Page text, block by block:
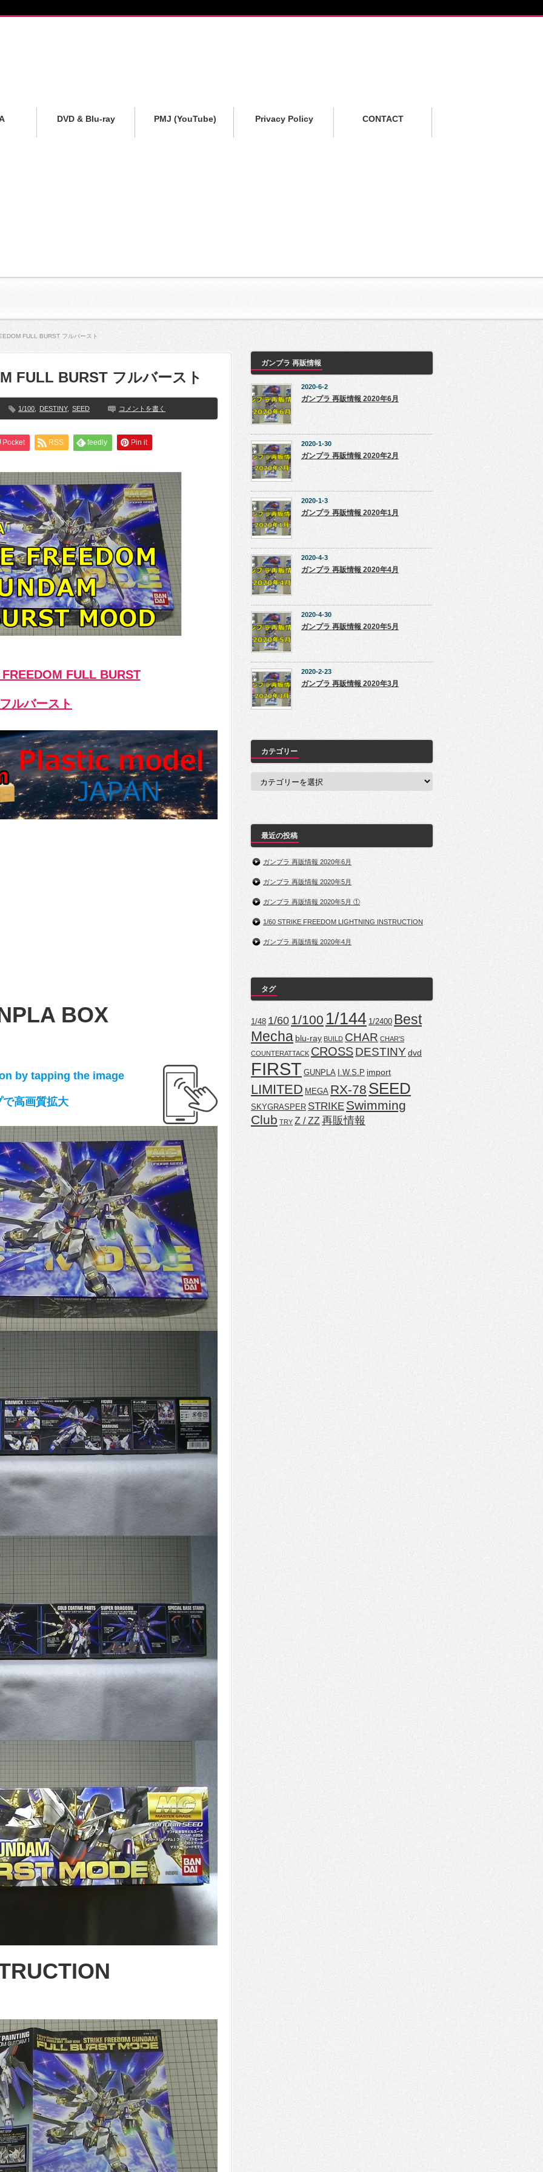
DVD & Blu-ray PMJ (YouTube) Privacy Policy CONTACT
FULL BURST フルバースト
FULL BURST フルバースト
1/100 DESTINY, SEED コメントを書く
Pocket RSS feedly Pin it
FULL BURST
フルバースト
BOX
by tapping the image
高画質拡大
ガンプラ 再販情報
2020-6-2
ガンプラ 再販情報 2020年6月
2020-1-30
ガンプラ 再販情報 2020年2月
2020-1-3
ガンプラ 再販情報 2020年1月
2020-4-3
ガンプラ 再販情報 2020年4月
2020-4-30
ガンプラ 再販情報 2020年5月
2020-2-23
ガンプラ 再販情報 2020年3月
カテゴリー
最近の投稿
ガンプラ 再販情報 2020年6月
ガンプラ 再販情報 2020年5月
ガンプラ 再販情報 2020年5月 ①
1/60 STRIKE FREEDOM LIGHTNING INSTRUCTION
ガンプラ 再販情報 2020年4月
タグ
1/48 1/60 1/100 1/144 1/2400 Best
Mecha blu-ray BUILD CHAR CHAR'S
COUNTERATTACK CROSSDESTINY dvd
FIRST GUNPLA I.W.S.P import
LIMITED MEGA RX-78 SEED
SKYGRASPER STRIKE Swimming
Club TRY Z / ZZ 再販情報